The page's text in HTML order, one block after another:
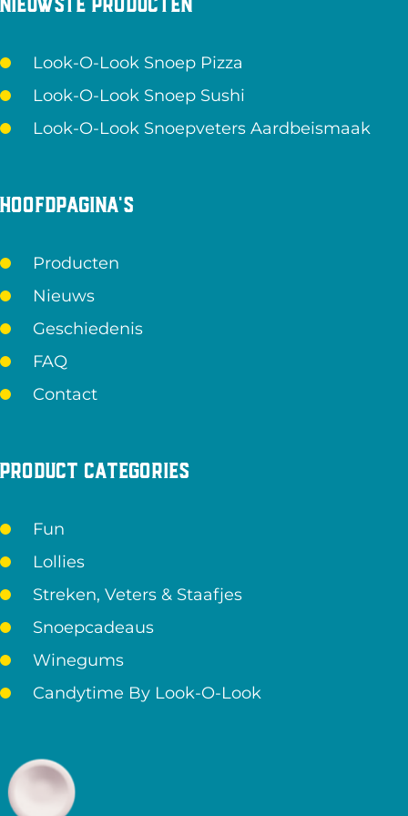
Nieuwste producten
Look-O-Look Snoep Pizza
Look-O-Look Snoep Sushi
Look-O-Look Snoepveters Aardbeismaak
Hoofdpagina's
Producten
Nieuws
Geschiedenis
FAQ
Contact
Product categories
Fun
Lollies
Streken, Veters & Staafjes
Snoepcadeaus
Winegums
Candytime By Look-O-Look